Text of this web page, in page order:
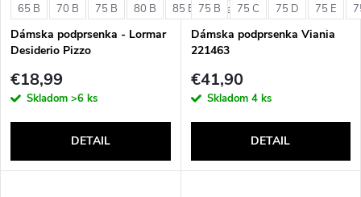
65 B 70 B 75 B 80 B 85 B + ďalšie
Dámska podprsenka - Lormar
Desiderio Pizzo
€18,99
Skladom >6 ks
DETAIL
75 B 75 C 75 D 75 E
Dámska podprsenka Viania
221463
€41,90
Skladom 4 ks
DETAIL